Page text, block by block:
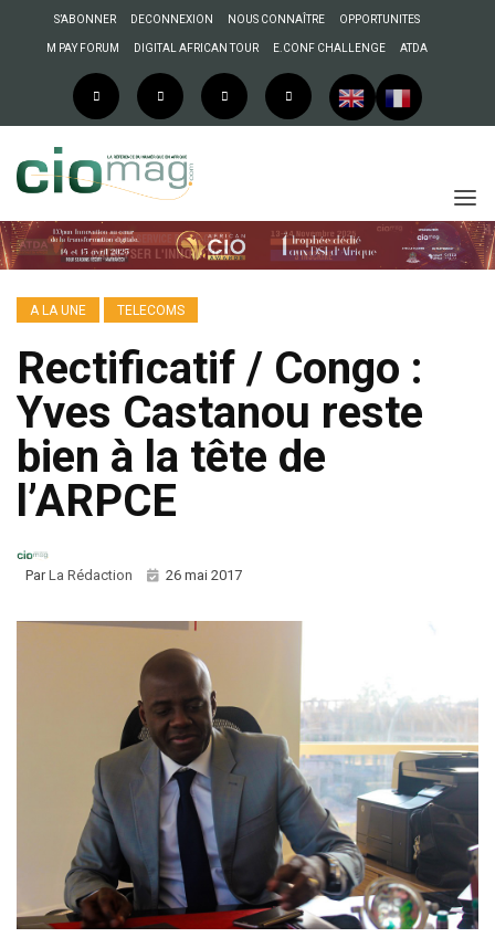
S’ABONNER DECONNEXION NOUS CONNAÎTRE OPPORTUNITES
M PAY FORUM DIGITAL AFRICAN TOUR E.CONF CHALLENGE ATDA
A LA UNE TELECOMS
Rectificatif / Congo :
Yves Castanou reste
bien à la tête de
l’ARPCE
ParLa Rédaction 26 mai 2017